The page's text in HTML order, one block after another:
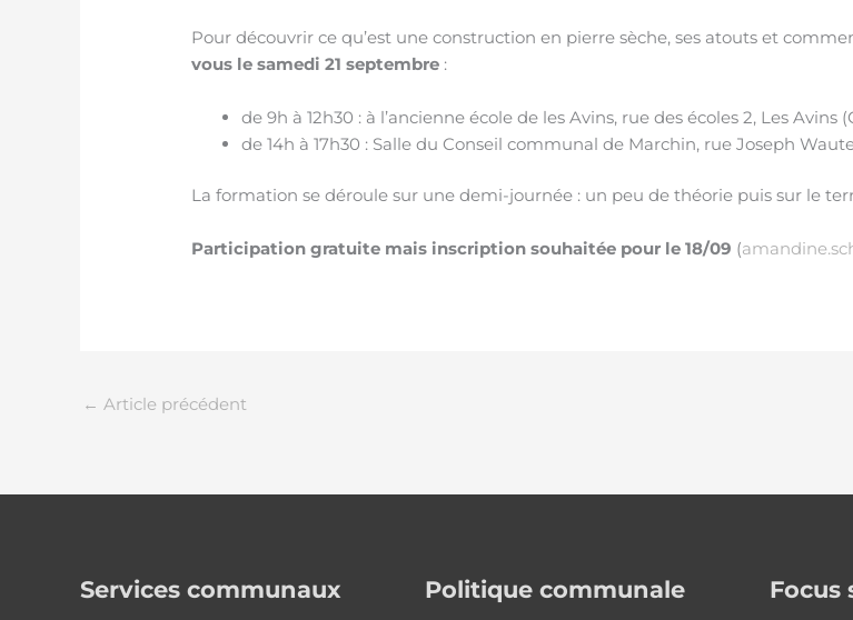
Pour découvrir ce qu’est une construction en pierre sèche, ses atouts et
vous le samedi 21 septembre :
de 9h à 12h30 : à l’ancienne école de les Avins, rue des écoles 2, Les Avins
de 14h à 17h30 : Salle du Conseil communal de Marchin, rue Joseph
La formation se déroule sur une demi-journée : un peu de théorie puis sur le
Participation gratuite mais inscription souhaitée pour le 18/09 (
← Article précédent
Services communaux Politique communale Focus